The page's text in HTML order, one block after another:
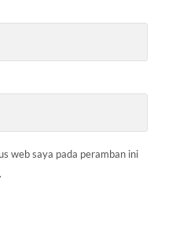
web saya pada peramban ini